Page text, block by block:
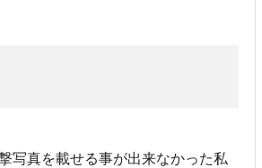
写真を載せる事が出来なかった私